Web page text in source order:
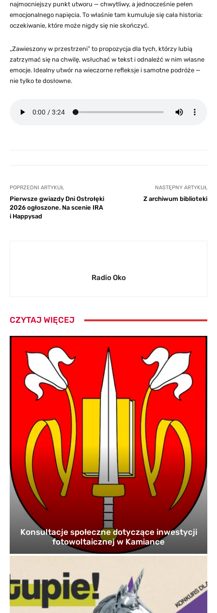
najmocniejszy punkt utworu — chwytliwy, a jednocześnie pełen
emocjonalnego napięcia. To właśnie tam kumuluje się cała historia:
oczekiwanie, które może nigdy się nie skończyć.
„Zawieszony w przestrzeni” to propozycja dla tych, którzy lubią
zatrzymać się na chwilę, wsłuchać w tekst i odnaleźć w nim własne
emocje. Idealny utwór na wieczorne refleksje i samotne podróże —
nie tylko te dosłowne.
POPRZEDNI ARTYKUŁ
Pierwsze gwiazdy Dni Ostrołęki
2026 ogłoszone. Na scenie IRA
i Happysad
NASTĘPNY ARTYKUŁ
Z archiwum biblioteki
Radio Oko
CZYTAJ WIĘCEJ
Konsultacje społeczne dotyczące inwestycji
fotowoltaicznej w Kamiance